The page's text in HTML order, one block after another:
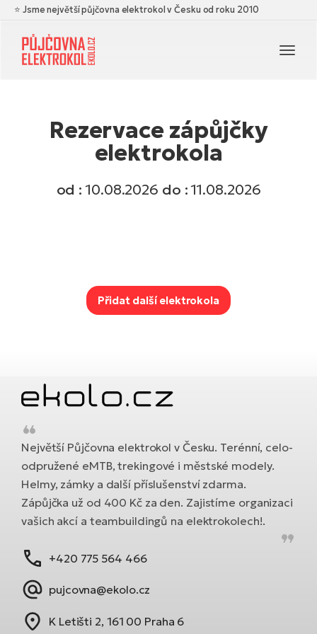
⭐ Jsme největší půjčovna elektrokol v Česku od roku 2010
Rezervace zápůjčky
elektrokola
od :10.08.2026 do :11.08.2026
Přidat další elektrokola
Největší Půjčovna elektrokol v Česku. Terénní, celo-
odpružené eMTB, trekingové i městské modely.
Helmy, zámky a další příslušenství zdarma.
Zápůjčka už od 400 Kč za den. Zajistíme organizaci
vašich akcí a teambuildingů na elektrokolech!.
+420 775 564 466
pujcovna@ekolo.cz
K Letišti 2, 161 00 Praha 6